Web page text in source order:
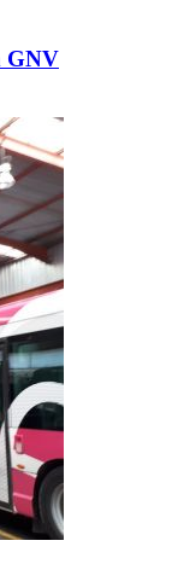
GNV